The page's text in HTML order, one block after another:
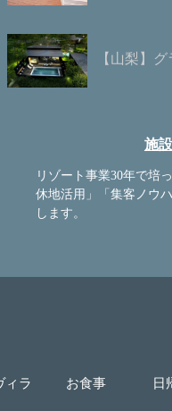
【山梨】
施
リゾート事業30年で培
休地活用」「集客ノウ
します。
ィラ お食事 日